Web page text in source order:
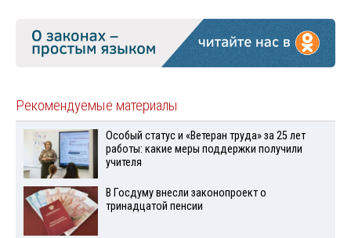
Рекомендуемые материалы
Особый статус и «Ветеран труда» за 25 лет
работы: какие меры поддержки получили
учителя
В Госдуму внесли законопроект о
тринадцатой пенсии